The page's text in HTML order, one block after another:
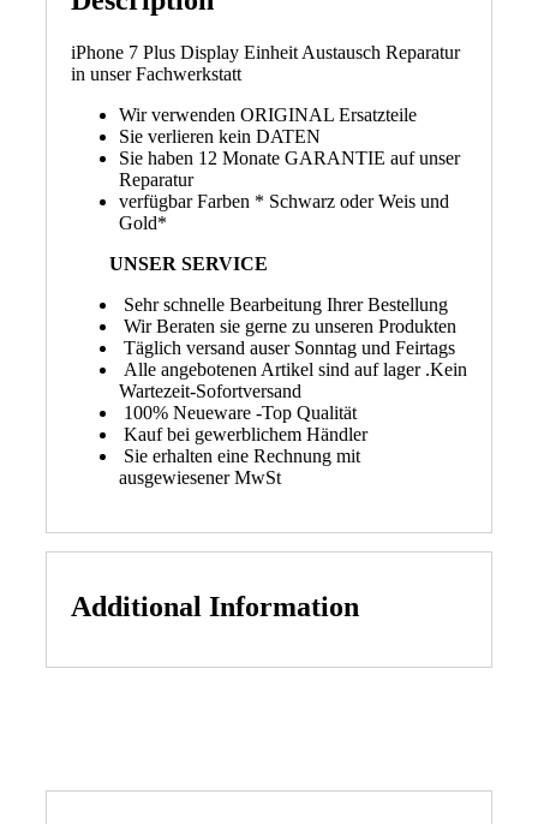
iPhone 7 Plus Display Einheit Austausch Reparatur
in unser Fachwerkstatt
Wir verwenden ORIGINAL Ersatzteile
Sie verlieren kein DATEN
Sie haben 12 Monate GARANTIE auf unser
Reparatur
verfügbar Farben * Schwarz oder Weis und
Gold*
UNSER SERVICE
Sehr schnelle Bearbeitung Ihrer Bestellung
Wir Beraten sie gerne zu unseren Produkten
Täglich versand auser Sonntag und Feirtags
Alle angebotenen Artikel sind auf lager .Kein
Wartezeit-Sofortversand
100% Neueware -Top Qualität
Kauf bei gewerblichem Händler
Sie erhalten eine Rechnung mit
ausgewiesener MwSt
Additional Information